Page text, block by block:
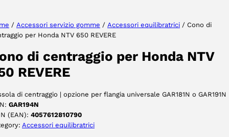
/ Accessori servizio gomme / Accessori equilibratrici / Cono di
per Honda NTV 650 REVERE
di centraggio per Honda NTV
REVERE
di centraggio | opzione per flangia universale GAR181N o GAR191N
GAR194N
(EAN): 4057612810790
Accessori equilibratrici
ACCETTA